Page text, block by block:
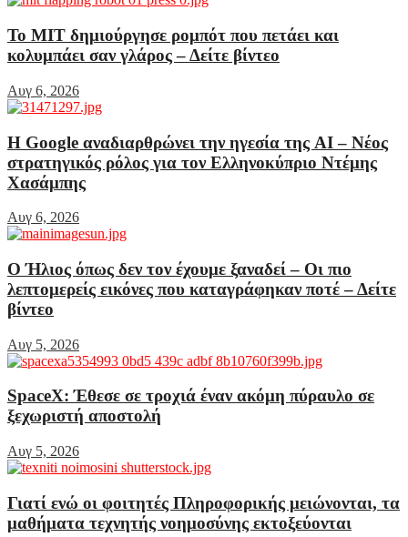
Το MIT δημιούργησε ρομπότ που πετάει και
κολυμπάει σαν γλάρος – Δείτε βίντεο
Αυγ 6, 2026
Η Google αναδιαρθρώνει την ηγεσία της AI – Νέος
στρατηγικός ρόλος για τον Ελληνοκύπριο Ντέμης
Χασάμπης
Αυγ 6, 2026
Ο Ήλιος όπως δεν τον έχουμε ξαναδεί – Οι πιο
λεπτομερείς εικόνες που καταγράφηκαν ποτέ – Δείτε
βίντεο
Αυγ 5, 2026
SpaceX: Έθεσε σε τροχιά έναν ακόμη πύραυλο σε
ξεχωριστή αποστολή
Αυγ 5, 2026
Γιατί ενώ οι φοιτητές Πληροφορικής μειώνονται, τα
μαθήματα τεχνητής νοημοσύνης εκτοξεύονται